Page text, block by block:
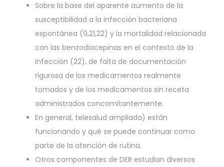
Sobre la base del aparente aumento de la
susceptibilidad a la infección bacteriana
espontánea (9,21,22) y la mortalidad relacionada
con las benzodiacepinas en el contexto de la
infección (22), de falta de documentación
rigurosa de los medicamentos realmente
tomados y de los medicamentos sin receta
administrados concomitantemente.
En general, telesalud ampliada) están
funcionando y qué se puede continuar como
parte de la atención de rutina.
Otros componentes de DER estudian diversos